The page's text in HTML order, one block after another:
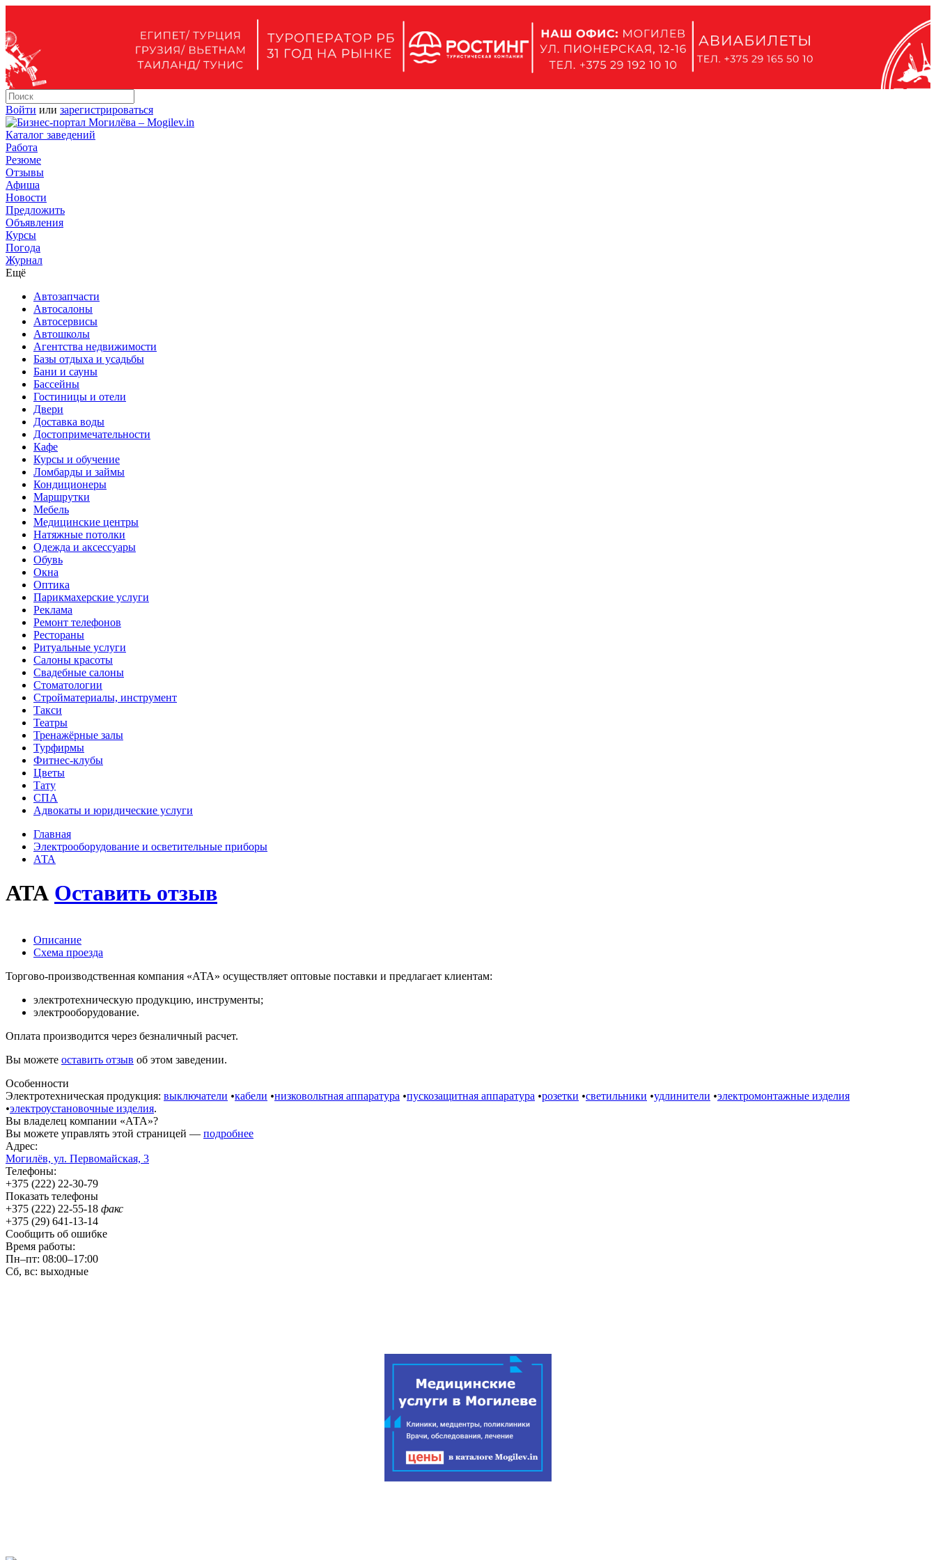
Войти или зарегистрироваться
Каталог заведений
Работа
Резюме
Отзывы
Афиша
Новости
Предложить
Объявления
Курсы
Погода
Журнал
Ещё
Автозапчасти
Автосалоны
Автосервисы
Автошколы
Агентства недвижимости
Базы отдыха и усадьбы
Бани и сауны
Бассейны
Гостиницы и отели
Двери
Доставка воды
Достопримечательности
Кафе
Курсы и обучение
Ломбарды и займы
Кондиционеры
Маршрутки
Мебель
Медицинские центры
Натяжные потолки
Одежда и аксессуары
Обувь
Окна
Оптика
Парикмахерские услуги
Реклама
Ремонт телефонов
Рестораны
Ритуальные услуги
Салоны красоты
Свадебные салоны
Стоматологии
Стройматериалы, инструмент
Такси
Театры
Тренажёрные залы
Турфирмы
Фитнес-клубы
Цветы
Тату
СПА
Адвокаты и юридические услуги
Главная
Электрооборудование и осветительные приборы
АТА
АТА Оставить отзыв
Описание
Схема проезда
Торгово-производственная компания «АТА» осуществляет оптовые поставки и предлагает клиентам:
электротехническую продукцию, инструменты;
электрооборудование.
Оплата производится через безналичный расчет.
Вы можете оставить отзыв об этом заведении.
Особенности
Электротехническая продукция: выключатели •кабели •низковольтная аппаратура •пускозащитная аппаратура •розетки •светильники •удлинители •электромонтажные изделия
•электроустановочные изделия.
Вы владелец компании «АТА»?
Вы можете управлять этой страницей — подробнее
Адрес:
Могилёв, ул. Первомайская, 3
Телефоны:
+375 (222) 22-30-79
Показать телефоны
+375 (222) 22-55-18 факс
+375 (29) 641-13-14
Сообщить об ошибке
Время работы:
Пн–пт: 08:00–17:00
Сб, вс: выходные